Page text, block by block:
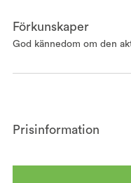
Förkunskaper
God kännedom om den
Prisinformation